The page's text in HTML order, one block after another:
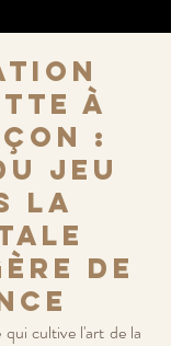
à
:
jeu
la
de
cultive l'art de la